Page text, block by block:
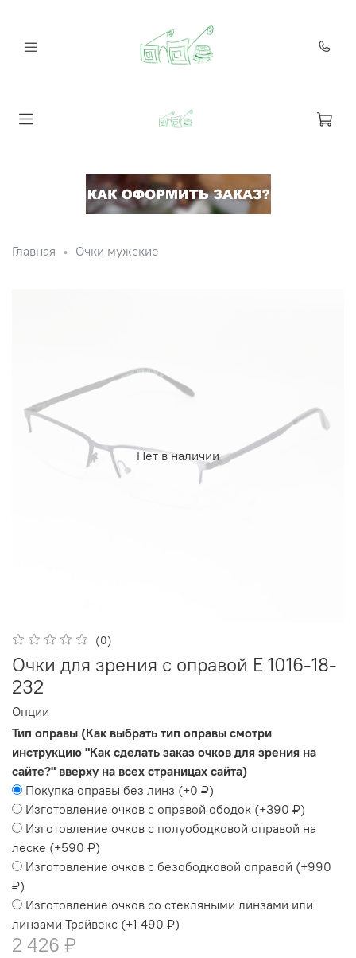
Главная Очки мужские
Нет в наличии
(0)
Очки для зрения с оправой E 1016-18-
232
Опции
Тип оправы (Как выбрать тип оправы смотри
инструкцию "Как сделать заказ очков для зрения на
сайте?" вверху на всех страницах сайта)
Покупка оправы без линз (+0 ₽)
Изготовление очков с оправой ободок (+390 ₽)
Изготовление очков с полуободковой оправой на
леске (+590 ₽)
Изготовление очков с безободковой оправой (+990
₽)
Изготовление очков со стекляными линзами или
линзами Трайвекс (+1 490 ₽)
2 426 ₽